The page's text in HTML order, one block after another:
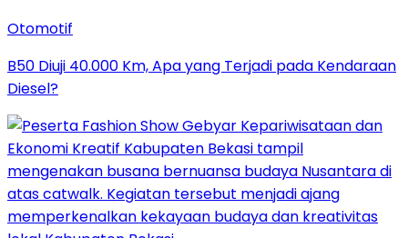
Otomotif
B50 Diuji 40.000 Km, Apa yang Terjadi pada Kendaraan
Diesel?